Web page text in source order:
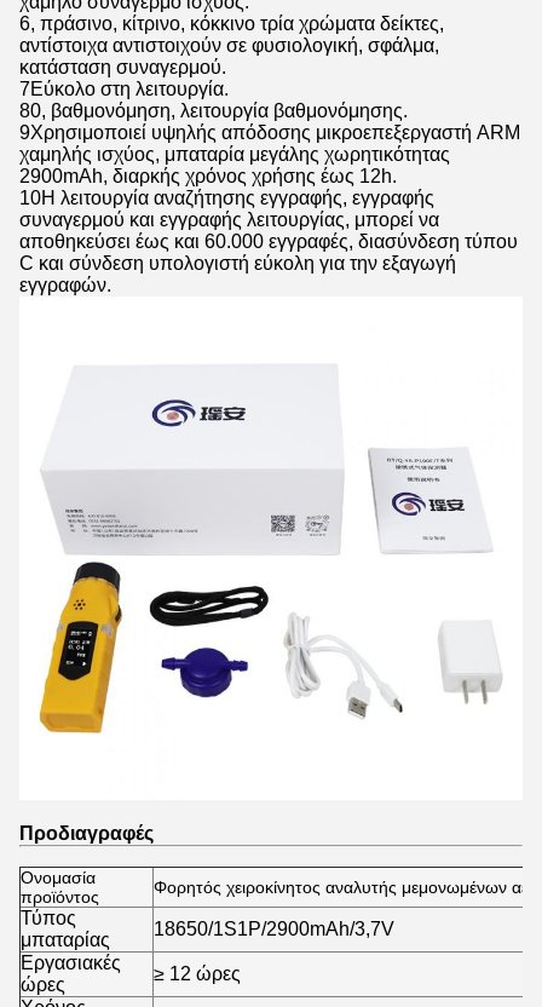
6, πράσινο, κίτρινο, κόκκινο τρία χρώματα δείκτες,
αντίστοιχα αντιστοιχούν σε φυσιολογική, σφάλμα,
κατάσταση συναγερμού.
7Εύκολο στη λειτουργία.
80, βαθμονόμηση, λειτουργία βαθμονόμησης.
9Χρησιμοποιεί υψηλής απόδοσης μικροεπεξεργαστή ARM
χαμηλής ισχύος, μπαταρία μεγάλης χωρητικότητας
2900mAh, διαρκής χρόνος χρήσης έως 12h.
10Η λειτουργία αναζήτησης εγγραφής, εγγραφής
συναγερμού και εγγραφής λειτουργίας, μπορεί να
αποθηκεύσει έως και 60.000 εγγραφές, διασύνδεση τύπου
C και σύνδεση υπολογιστή εύκολη για την εξαγωγή
εγγραφών.
Προδιαγραφές
Ονομασία
προϊόντος
Φορητός χειροκίνητος αναλυτής μεμονωμένων
Τύπος
μπαταρίας
18650/1S1P/2900mAh/3,7V
Εργασιακές
ώρες
≥ 12 ώρες